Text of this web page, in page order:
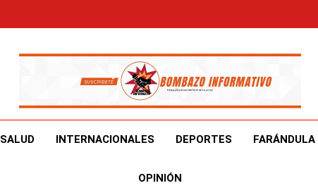
Bombazo
SALUD INTERNACIONALES DEPORTES FARÁNDULA
OPINIÓN